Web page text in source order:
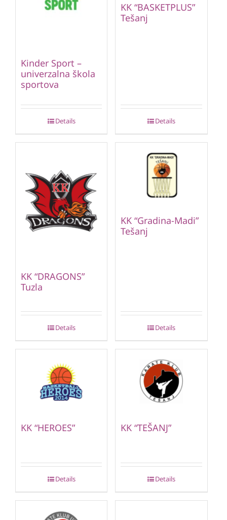
Kinder Sport –
univerzalna škola
sportova
Details
KK “BASKETPLUS”
Tešanj
Details
KK “DRAGONS”
Tuzla
Details
KK “Gradina-Madi”
Tešanj
Details
KK “HEROES”
Details
KK “TEŠANJ”
Details